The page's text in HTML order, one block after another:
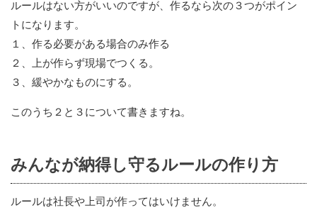
ルールはない方がいいのですが、作るなら次の３つがポイン
トになります。
１、作る必要がある場合のみ作る
２、上が作らず現場でつくる。
３、緩やかなものにする。
このうち２と３について書きますね。
みんなが納得し守るルールの作り方
ルールは社長や上司が作ってはいけません。